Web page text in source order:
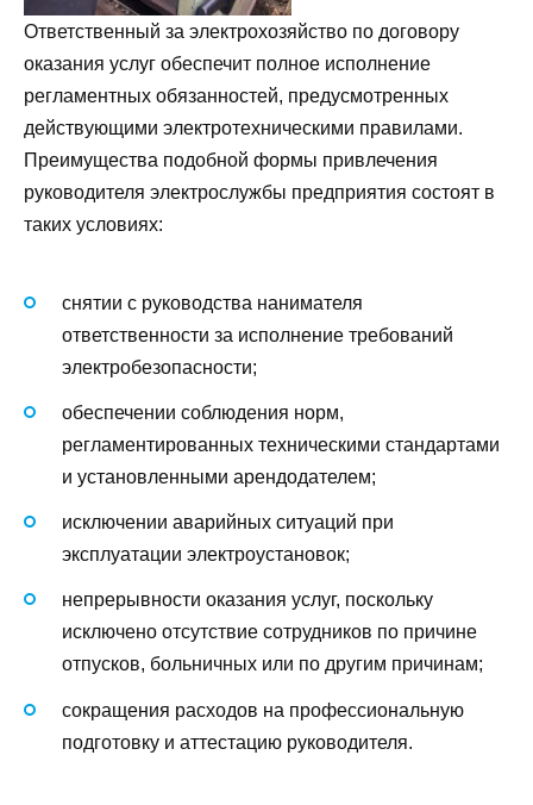
Ответственный за электрохозяйство по договору
оказания услуг обеспечит полное исполнение
регламентных обязанностей, предусмотренных
действующими электротехническими правилами.
Преимущества подобной формы привлечения
руководителя электрослужбы предприятия состоят в
таких условиях:
снятии с руководства нанимателя
ответственности за исполнение требований
электробезопасности;
обеспечении соблюдения норм,
регламентированных техническими стандартами
и установленными арендодателем;
исключении аварийных ситуаций при
эксплуатации электроустановок;
непрерывности оказания услуг, поскольку
исключено отсутствие сотрудников по причине
отпусков, больничных или по другим причинам;
сокращения расходов на профессиональную
подготовку и аттестацию руководителя.